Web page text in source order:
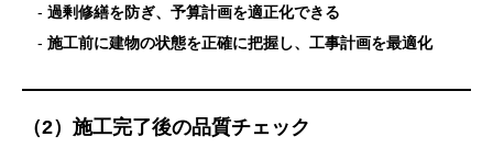
- 過剰修繕を防ぎ、予算計画を適正化できる
- 施工前に建物の状態を正確に把握し、工事計画を最適化
（2）施工完了後の品質チェック